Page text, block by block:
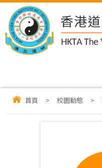
首頁 > 校園動態 >